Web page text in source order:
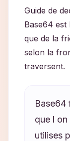
Guide de
Base64 est
que de la
selon la
traversent.
Base64
que l
utilises